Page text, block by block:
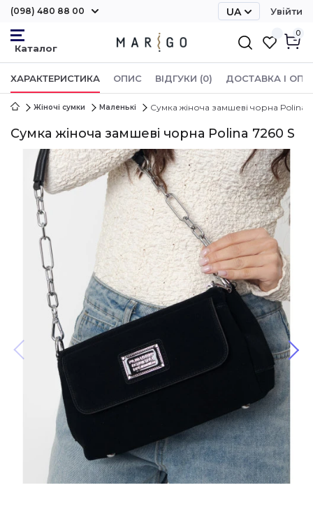
(098) 480 88 00
UA
Увійти
0
ХАРАКТЕРИСТИКА ОПИС ВІДГУКИ (0) ДОСТАВКА І
Жіночі сумки Маленькі Сумка жіноча замшеві чорна Polina
Сумка жіноча замшеві чорна Polina 7260 S